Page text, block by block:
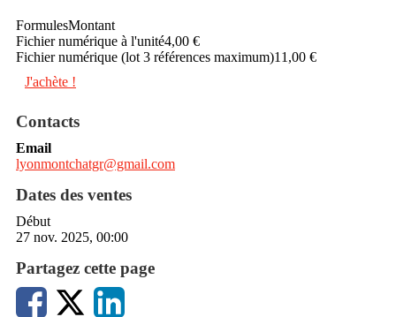
FormulesMontant
Fichier numérique à l'unité4,00 €
Fichier numérique (lot 3 références maximum)11,00 €
J'achète !
Contacts
Email
lyonmontchatgr@gmail.com
Dates des ventes
Début
27 nov. 2025, 00:00
Partagez cette page